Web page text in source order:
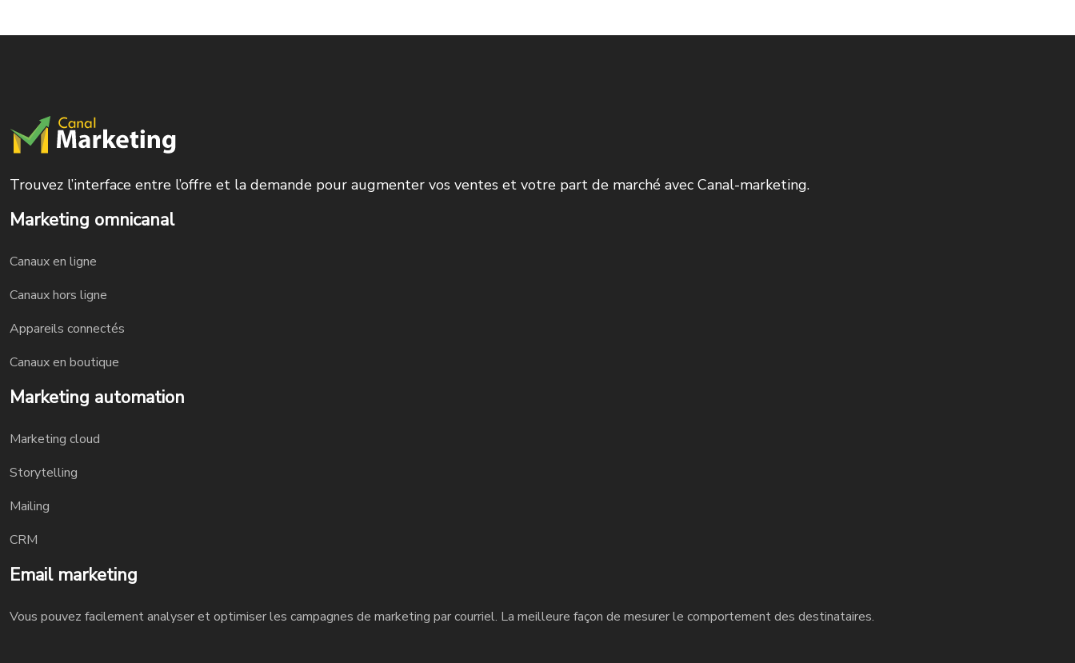
Trouvez l’interface entre l’offre et la demande pour augmenter vos ventes et votre part de marché avec Canal-marketing.
Marketing omnicanal
Canaux en ligne
Canaux hors ligne
Appareils connectés
Canaux en boutique
Marketing automation
Marketing cloud
Storytelling
Mailing
CRM
Email marketing
Vous pouvez facilement analyser et optimiser les campagnes de marketing par courriel. La meilleure façon de mesurer le comportement des destinataires.